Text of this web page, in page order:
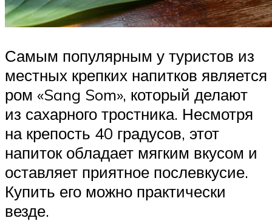
Самым популярным у туристов из
местных крепких напитков является
ром «Sang Som», который делают
из сахарного тростника. Несмотря
на крепость 40 градусов, этот
напиток обладает мягким вкусом и
оставляет приятное послевкусие.
Купить его можно практически
везде.